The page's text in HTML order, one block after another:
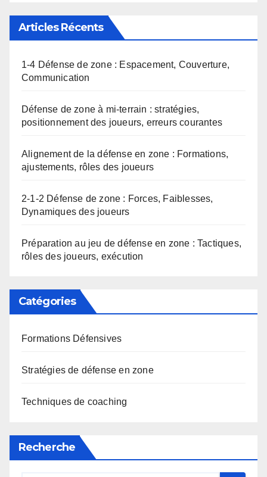
Articles Récents
1-4 Défense de zone : Espacement, Couverture,
Communication
Défense de zone à mi-terrain : stratégies,
positionnement des joueurs, erreurs courantes
Alignement de la défense en zone : Formations,
ajustements, rôles des joueurs
2-1-2 Défense de zone : Forces, Faiblesses,
Dynamiques des joueurs
Préparation au jeu de défense en zone : Tactiques,
rôles des joueurs, exécution
Catégories
Formations Défensives
Stratégies de défense en zone
Techniques de coaching
Recherche